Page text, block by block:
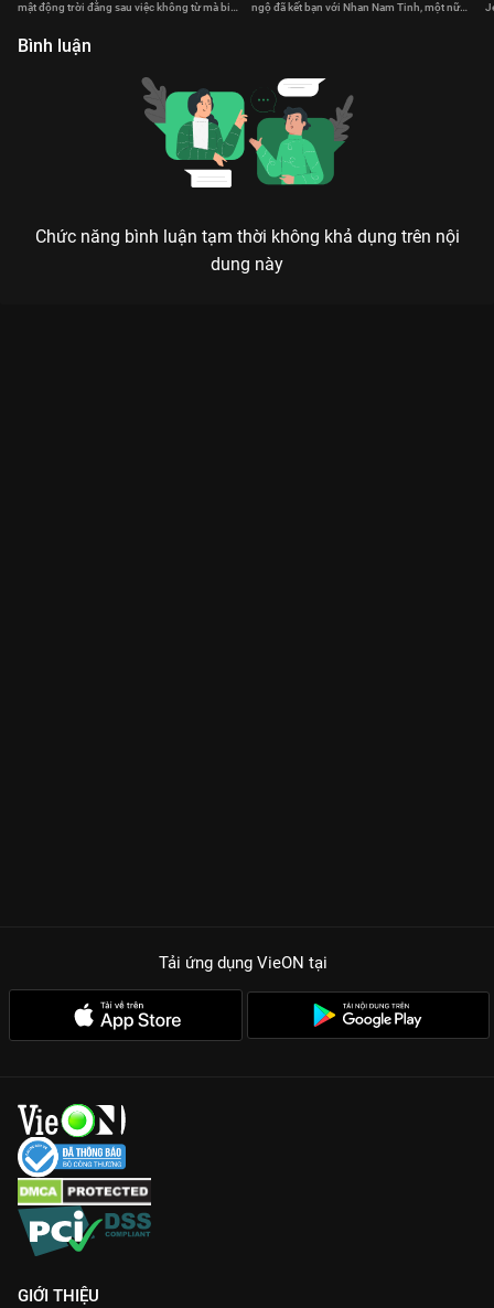
mật động trời đằng sau việc không từ mà biệt
ngộ đã kết bạn với Nhan Nam Tinh, một nữ
Bình luận
Chức năng bình luận tạm thời không khả dụng trên nội
dung này
Tải ứng dụng VieON tại
GIỚI THIỆU